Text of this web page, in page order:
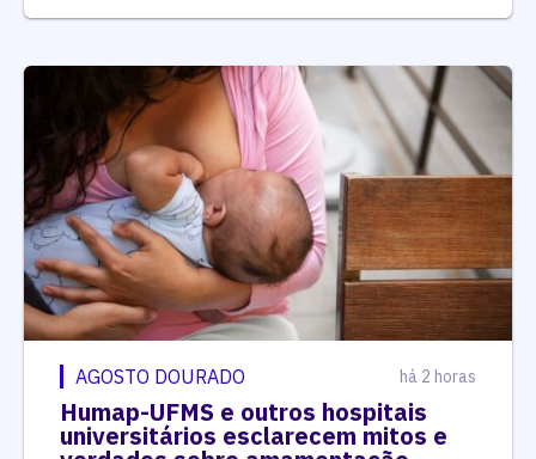
AGOSTO DOURADO há 2 horas
Humap-UFMS e outros hospitais
universitários esclarecem mitos e